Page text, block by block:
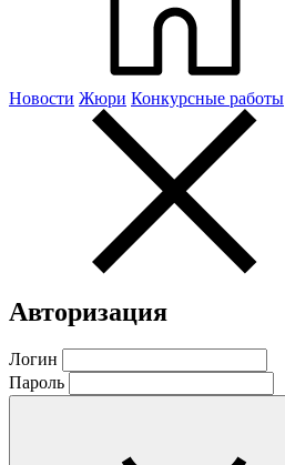
Новости Жюри Конкурсные работы
Авторизация
Логин
Пароль